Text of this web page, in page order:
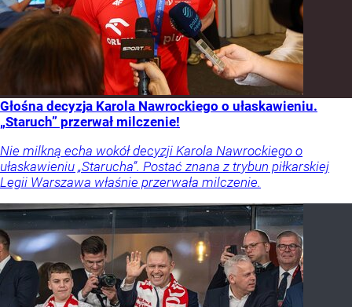
Głośna decyzja Karola Nawrockiego o ułaskawieniu.
„Staruch” przerwał milczenie!
Nie milkną echa wokół decyzji Karola Nawrockiego o
ułaskawieniu „Starucha”. Postać znana z trybun piłkarskiej
Legii Warszawa właśnie przerwała milczenie.